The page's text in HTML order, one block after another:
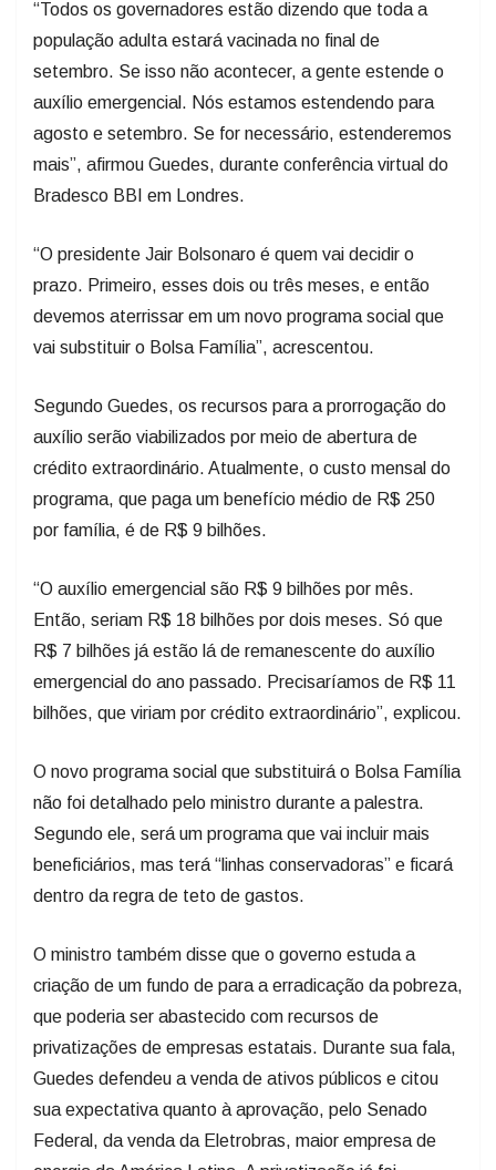
“Todos os governadores estão dizendo que toda a
população adulta estará vacinada no final de
setembro. Se isso não acontecer, a gente estende o
auxílio emergencial. Nós estamos estendendo para
agosto e setembro. Se for necessário, estenderemos
mais”, afirmou Guedes, durante conferência virtual do
Bradesco BBI em Londres.
“O presidente Jair Bolsonaro é quem vai decidir o
prazo. Primeiro, esses dois ou três meses, e então
devemos aterrissar em um novo programa social que
vai substituir o Bolsa Família”, acrescentou.
Segundo Guedes, os recursos para a prorrogação do
auxílio serão viabilizados por meio de abertura de
crédito extraordinário. Atualmente, o custo mensal do
programa, que paga um benefício médio de R$ 250
por família, é de R$ 9 bilhões.
“O auxílio emergencial são R$ 9 bilhões por mês.
Então, seriam R$ 18 bilhões por dois meses. Só que
R$ 7 bilhões já estão lá de remanescente do auxílio
emergencial do ano passado. Precisaríamos de R$ 11
bilhões, que viriam por crédito extraordinário”, explicou.
O novo programa social que substituirá o Bolsa Família
não foi detalhado pelo ministro durante a palestra.
Segundo ele, será um programa que vai incluir mais
beneficiários, mas terá “linhas conservadoras” e ficará
dentro da regra de teto de gastos.
O ministro também disse que o governo estuda a
criação de um fundo de para a erradicação da pobreza,
que poderia ser abastecido com recursos de
privatizações de empresas estatais. Durante sua fala,
Guedes defendeu a venda de ativos públicos e citou
sua expectativa quanto à aprovação, pelo Senado
Federal, da venda da Eletrobras, maior empresa de